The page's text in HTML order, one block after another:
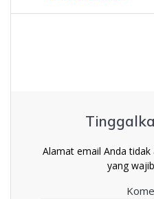
Alamat email Anda tidak
yang